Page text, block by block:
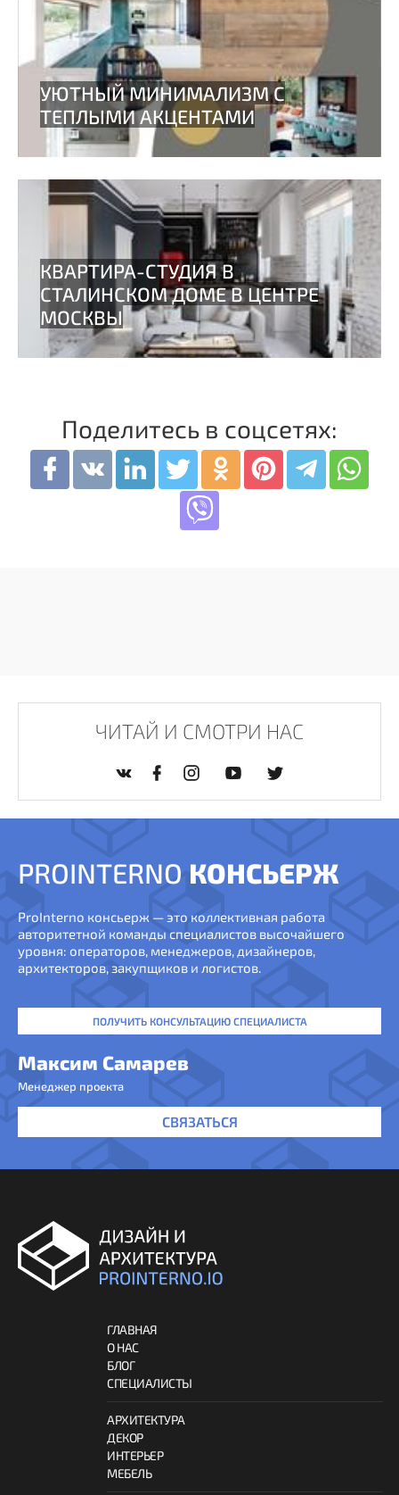
Поделитесь в соцсетях:
ЧИТАЙ И СМОТРИ НАС
PROINTERNO КОНСЬЕРЖ
ProInterno консьерж — это коллективная работа
авторитетной команды специалистов высочайшего
уровня: операторов, менеджеров, дизайнеров,
архитекторов, закупщиков и логистов.
ПОЛУЧИТЬ КОНСУЛЬТАЦИЮ СПЕЦИАЛИСТА
Максим Самарев
Менеджер проекта
СВЯЗАТЬСЯ
ГЛАВНАЯ
О НАС
БЛОГ
СПЕЦИАЛИСТЫ
АРХИТЕКТУРА
ДЕКОР
ИНТЕРЬЕР
МЕБЕЛЬ